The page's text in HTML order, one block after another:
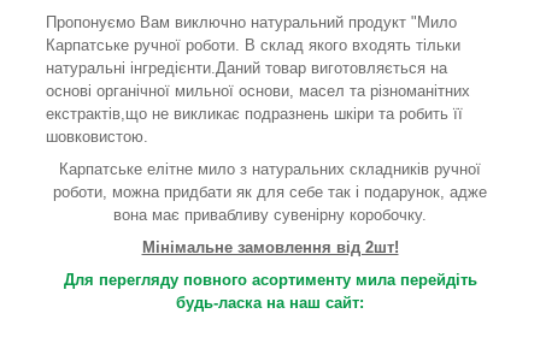
Пропонуємо Вам виключно натуральний продукт "Мило
Карпатське ручної роботи. В склад якого входять тільки
натуральні інгредієнти.Даний товар виготовляється на
основі органічної мильної основи, масел та різноманітних
екстрактів,що не викликає подразнень шкіри та робить її
шовковистою.
Карпатське елітне мило з натуральних складників ручної
роботи, можна придбати як для себе так і подарунок, адже
вона має привабливу сувенірну коробочку.
Мінімальне замовлення від 2шт!
Для перегляду повного асортименту мила перейдіть
будь-ласка на наш сайт: